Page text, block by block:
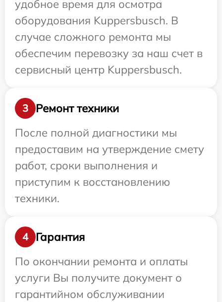
удобное время для осмотра
оборудования Kuppersbusch. В
случае сложного ремонта мы
обеспечим перевозку за наш счет в
сервисный центр Kuppersbusch.
3
Ремонт техники
После полной диагностики мы
предоставим на утверждение смету
работ, сроки выполнения и
приступим к восстановлению
техники.
4
Гарантия
По окончании ремонта и оплаты
услуги Вы получите документ о
гарантийном обслуживании